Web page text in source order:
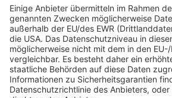
Überprüfung der Auftragsmenge,
Nassschichtdicke, Bestätigungsprüfung
Trockenschichtdicke nach DIN 18195
Instandhaltung
Weitere relevante Änderungen in der